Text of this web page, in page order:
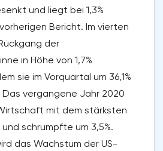
und liegt bei 1,3%
Bericht. Im vierten
der
in Höhe von 1,7%
sie im Vorquartal um 36,1%
vergangene Jahr 2020
mit dem stärksten
schrumpfte um 3,5%.
das Wachstum der US-